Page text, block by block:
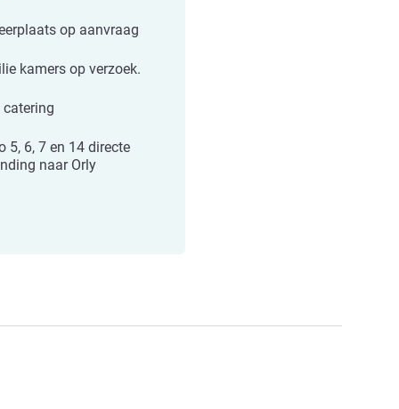
op aanvraag
kamers op verzoek.
5, 6, 7 en 14 directe
naar Orly